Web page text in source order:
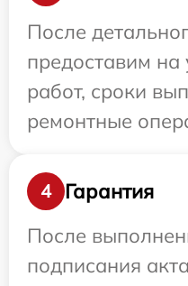
После
предоставим на
работ, сроки
ремонтные
4
Гарантия
После
подписания